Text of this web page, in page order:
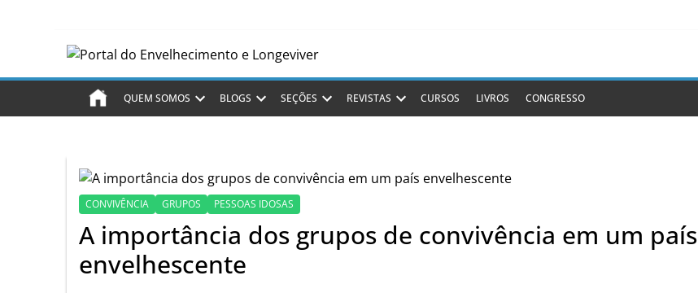
QUEM SOMOS BLOGS SEÇÕES REVISTAS CURSOS LIVROS CONGRESSO
CONVIVÊNCIA GRUPOS PESSOAS IDOSAS
A importância dos grupos de convivência em um país
envelhescente